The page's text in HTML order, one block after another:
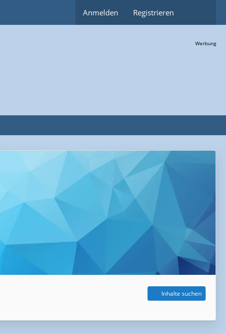
Anmelden Registrieren
Werbung
Inhalte suchen